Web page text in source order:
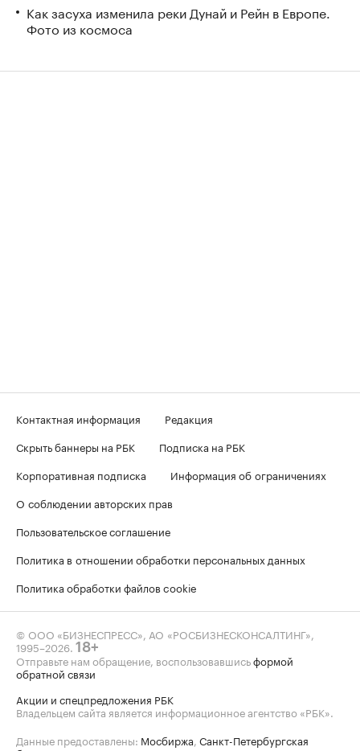
Как засуха изменила реки Дунай и Рейн в Европе.
Фото из космоса
Контактная информация
Редакция
Скрыть баннеры на РБК
Подписка на РБК
Корпоративная подписка
Информация об ограничениях
О соблюдении авторских прав
Пользовательское соглашение
Политика в отношении обработки персональных данных
Политика обработки файлов cookie
© ООО «БИЗНЕСПРЕСС», АО «РОСБИЗНЕСКОНСАЛТИНГ»,
1995–2026 18+
Отправьте нам обращение, воспользовавшисьформой
обратной связи
Акции и спецпредложения РБК
Владельцем сайта является информационное агентство «РБК».
Данные предоставлены: Мосбиржа Санкт-Петербургская